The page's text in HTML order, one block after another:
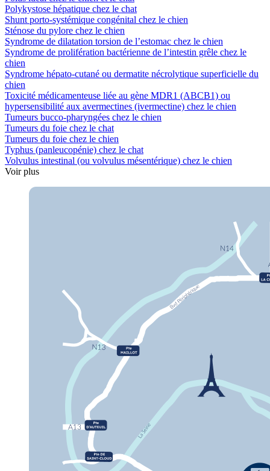
Polykystose hépatique chez le chat
Shunt porto-systémique congénital chez le chien
Sténose du pylore chez le chien
Syndrome de dilatation torsion de l’estomac chez le chien
Syndrome de prolifération bactérienne de l’intestin grêle chez le
chien
Syndrome hépato-cutané ou dermatite nécrolytique superficielle du
chien
Toxicité médicamenteuse liée au gène MDR1 (ABCB1) ou
hypersensibilité aux avermectines (ivermectine) chez le chien
Tumeurs bucco-pharyngées chez le chien
Tumeurs du foie chez le chat
Tumeurs du foie chez le chien
Typhus (panleucopénie) chez le chat
Volvulus intestinal (ou volvulus mésentérique) chez le chien
Voir plus